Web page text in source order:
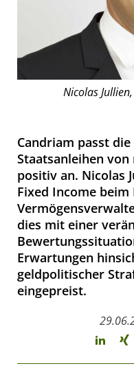
Nicolas
Candriam passt
Staatsanleihen
positiv an. Nicolas
Fixed Income beim
dies mit einer
Erwartungen
geldpolitischer
eingepreist.